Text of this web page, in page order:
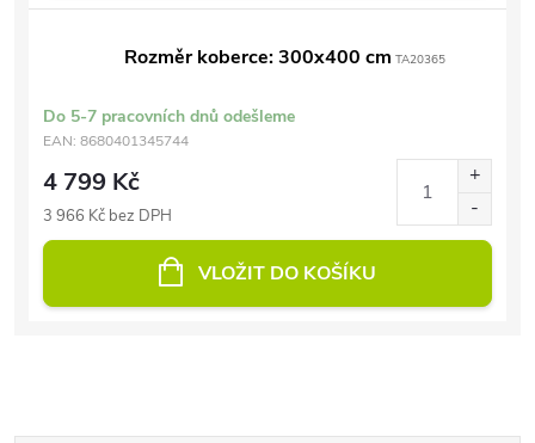
Rozměr koberce: 300x400 cm TA20365
Do 5-7 pracovních dnů odešleme
EAN: 8680401345744
4 799 Kč
3 966 Kč bez DPH
VLOŽIT DO KOŠÍKU